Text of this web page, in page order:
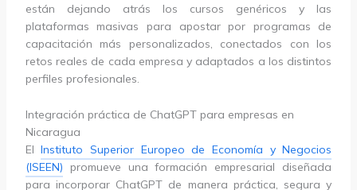
están dejando atrás los cursos genéricos y las
plataformas masivas para apostar por programas de
capacitación más personalizados, conectados con los
retos reales de cada empresa y adaptados a los distintos
perfiles profesionales.
Integración práctica de ChatGPT para empresas en
Nicaragua
ElInstituto Superior Europeo de Economía y Negocios
(ISEEN) promueve una formación empresarial diseñada
para incorporar ChatGPT de manera práctica, segura y